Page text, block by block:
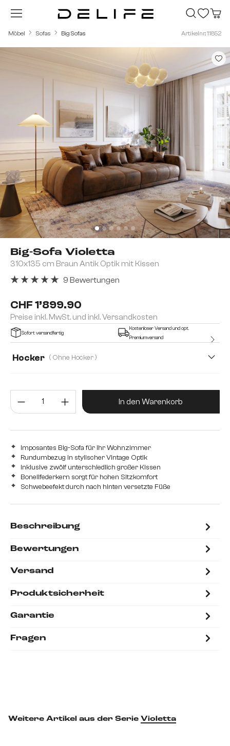
Zum Hauptinhalt springen
Möbel Sofas Big Sofas Artikelnr.: 11852
Big-Sofa Violetta
310x135 cm Braun Antik Optik mit Kissen
CHF 1’899.90
Preise inkl. MwSt. und inkl. Versandkosten
9 Bewertungen
Sofort versandfertig
Kostenloser Versand und opt.
Premiumversand
Hocker ( Ohne Hocker )
Produkt Anzahl: Gib den
In den Warenkorb
Imposantes Big-Sofa für Ihr Wohnzimmer
Rundumbezug in stylischer Vintage Optik
Inklusive zwölf unterschiedlich großer Kissen
Bonellfederkern sorgt für hohen Sitzkomfort
Schwebeefekt durch nach hinten versetzte Füße
Beschreibung
Bewertungen
Versand
Produktsicherheit
Garantie
Fragen
Weitere Artikel aus der Serie Violetta